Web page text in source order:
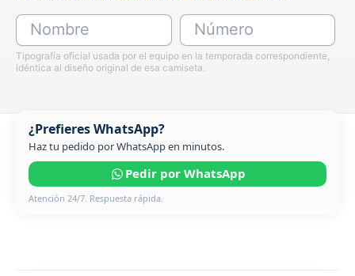
Nombre Número
Tipografía oficial usada por el equipo en la temporada correspondiente,
idéntica al diseño original de esa camiseta.
¿Prefieres WhatsApp?
Haz tu pedido por WhatsApp en minutos.
Pedir por WhatsApp
Atención 24/7. Respuesta rápida.